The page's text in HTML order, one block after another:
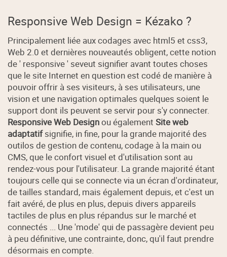
Responsive Web Design = Kézako ?
Principalement liée aux codages avec html5 et css3,
Web 2.0 et dernières nouveautés obligent, cette notion
de ' responsive ' seveut signifier avant toutes choses
que le site Internet en question est codé de manière à
pouvoir offrir à ses visiteurs, à ses utilisateurs, une
vision et une navigation optimales quelques soient le
support dont ils peuvent se servir pour s'y connecter.
Responsive Web Designou égalementSite web
adaptatifsignifie, in fine, pour la grande majorité des
outilos de gestion de contenu, codage à la main ou
CMS, que le confort visuel et d'utilisation sont au
rendez-vous pour l'utilisateur. La grande majorité étant
toujours celle qui se connecte via un écran d'ordinateur,
de tailles standard, mais également depuis, et c'est un
fait avéré, de plus en plus, depuis divers appareils
tactiles de plus en plus répandus sur le marché et
connectés ... Une 'mode' qui de passagère devient peu
à peu définitive, une contrainte, donc, qu'il faut prendre
désormais en compte.